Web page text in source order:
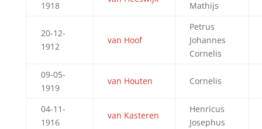
1918
Mathijs
20-12-
1912
van Hoof
Petrus
Johannes
Cornelis
09-05-
1919
van Houten Cornelis
04-11-
1916
van Kasteren
Henricus
Josephus